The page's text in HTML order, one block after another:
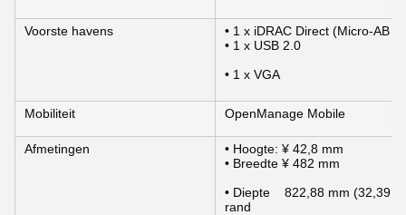
Voorste havens
• 1 x iDRAC Direct (Micro-AB
• 1 x USB 2.0
• 1 x VGA
Mobiliteit OpenManage Mobile
Afmetingen
• Hoogte: ¥ 42,8 mm
• Breedte ¥ 482 mm
• Diepte    822,88 mm (32,39
rand